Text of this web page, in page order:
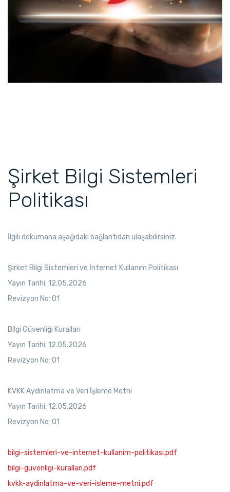
Şirket Bilgi Sistemleri
Politikası
İlgili dokümana aşağıdaki bağlantıdan ulaşabilirsiniz.
Şirket Bilgi Sistemleri ve İnternet Kullanım Politikası
Yayın Tarihi: 12.05.2026
Revizyon No: 01
Bilgi Güvenliği Kuralları
Yayın Tarihi: 12.05.2026
Revizyon No: 01
KVKK Aydınlatma ve Veri İşleme Metni
Yayın Tarihi: 12.05.2026
Revizyon No: 01
bilgi-sistemleri-ve-internet-kullanim-politikasi.pdf
bilgi-guvenligi-kurallari.pdf
kvkk-aydinlatma-ve-veri-isleme-metni.pdf